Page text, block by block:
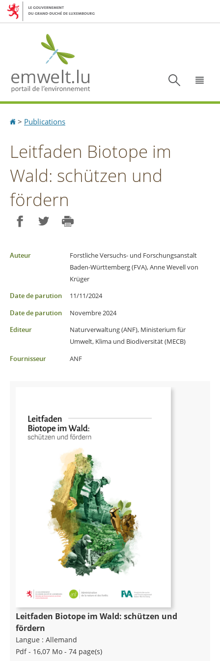
Aller
Aller
Accueil
> Publications
Leitfaden Biotope im
Wald: schützen und
fördern
Auteur
Forstliche Versuchs- und Forschungsanstalt
Baden-Württemberg (FVA), Anne Wevell von
Krüger
Date de parution
11/11/2024
Date de parution
Novembre 2024
Editeur
Naturverwaltung (ANF), Ministerium für
Umwelt, Klima und Biodiversität (MECB)
Fournisseur
ANF
Leitfaden Biotope im Wald: schützen und
fördern
Langue : Allemand
Pdf - 16,07 Mo - 74 page(s)